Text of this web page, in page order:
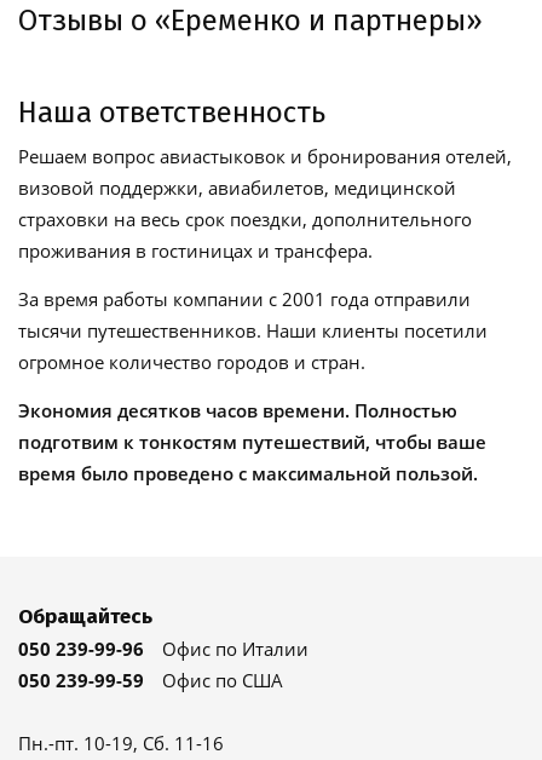
Отзывы о «Еременко и партнеры»
Наша ответственность
Решаем вопрос авиастыковок и бронирования отелей,
визовой поддержки, авиабилетов, медицинской
страховки на весь срок поездки, дополнительного
проживания в гостиницах и трансфера.
За время работы компании с 2001 года отправили
тысячи путешественников. Наши клиенты посетили
огромное количество городов и стран.
Экономия десятков часов времени. Полностью
подготвим к тонкостям путешествий, чтобы ваше
время было проведено с максимальной пользой.
Обращайтесь
050 239-99-96
Офис по Италии
050 239-99-59
Офис по США
Пн.-пт. 10-19, Сб. 11-16